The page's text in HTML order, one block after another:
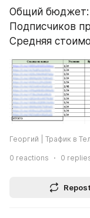
Общий бюджет:
Подписчиков
Средняя
Георгий | Трафик в
0 reactions 0
Repost